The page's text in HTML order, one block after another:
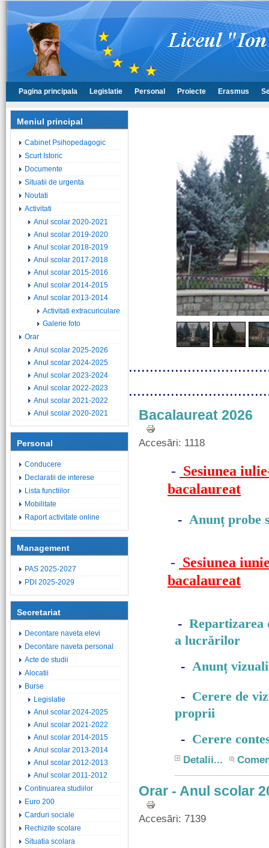
Pagina principala Legislatie Personal Proiecte Erasmus
Meniul principal
Cabinet Psihopedagogic
Scurt Istoric
Documente
Situatii de urgenta
Noutati
Activitati
Anul scolar 2020-2021
Anul scolar 2019-2020
Anul scolar 2018-2019
Anul scolar 2017-2018
Anul scolar 2015-2016
Anul scolar 2014-2015
Anul scolar 2013-2014
Activitati extracuriculare
Galerie foto
Orar
Anul scolar 2025-2026
Anul scolar 2024-2025
Anul scolar 2023-2024
Anul scolar 2022-2023
Anul scolar 2021-2022
Anul scolar 2020-2021
Personal
Conducere
Declaratii de interese
Lista functiilor
Mobilitate
Raport activitate online
Management
PAS 2025-2027
PDI 2025-2029
Secretariat
Decontare naveta elevi
Decontare naveta personal
Acte de studii
Alocatii
Burse
Legislatie
Anul scolar 2024-2025
Anul scolar 2021-2022
Anul scolar 2014-2015
Anul scolar 2013-2014
Anul scolar 2012-2013
Anul scolar 2011-2012
Continuarea studiilor
Euro 200
Carduri sociale
Rechizite scolare
Situatia scolara
1/5
Bacalaureat 2026
Accesări: 1118
- Sesiunea
bacalaureat
- Anunț probe
- Sesiunea
bacalaureat
- Repartizarea
a lucrărilor
- Anunț
- Cerere de
proprii
- Cerere
Detalii...
Orar - Anul scolar
Accesări: 7139